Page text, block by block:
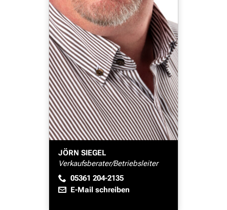
JÖRN SIEGEL
Verkaufsberater/Betriebsleiter
05361 204-2135
E-Mail schreiben